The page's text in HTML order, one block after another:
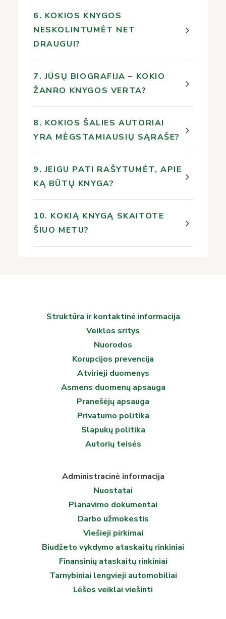
6. KOKIOS KNYGOS
NESKOLINTUMĖT NET
DRAUGUI?
7. JŪSŲ BIOGRAFIJA – KOKIO
ŽANRO KNYGOS VERTA?
8. KOKIOS ŠALIES AUTORIAI
YRA MĖGSTAMIAUSIŲ SĄRAŠE?
9. JEIGU PATI RAŠYTUMĖT, APIE
KĄ BŪTŲ KNYGA?
10. KOKIĄ KNYGĄ SKAITOTE
ŠIUO METU?
Struktūra ir kontaktinė informacija
Veiklos sritys
Nuorodos
Korupcijos prevencija
Atvirieji duomenys
Asmens duomenų apsauga
Pranešėjų apsauga
Privatumo politika
Slapukų politika
Autorių teisės
Administracinė informacija
Nuostatai
Planavimo dokumentai
Darbo užmokestis
Viešieji pirkimai
Biudžeto vykdymo ataskaitų rinkiniai
Finansinių ataskaitų rinkiniai
Tarnybiniai lengvieji automobiliai
Lėšos veiklai viešinti